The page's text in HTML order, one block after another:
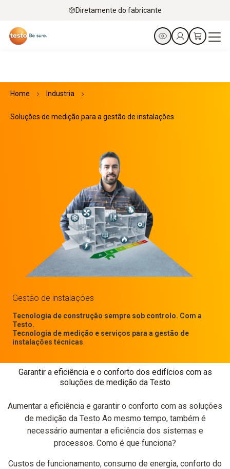
Diretamente do fabricante
Home Industria
Soluções de medição para a gestão de instalações
Gestão de instalações
Tecnologia de construção sempre sob controlo. Com a
Testo.
Tecnologia de medição e serviços para a gestão de
instalações técnicas
Garantir a eficiência e o conforto dos edifícios com as
soluções de medição da Testo
Aumentar a eficiência e garantir o conforto com as soluções
de medição da Testo Ao mesmo tempo, também é
necessário aumentar a eficiência dos sistemas e
processos. Como é que funciona?
Custos de funcionamento, consumo de energia, conforto do